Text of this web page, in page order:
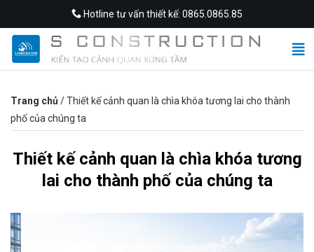
to
content
Hotline tư vấn thiết kế: 0865.0865.85
Trang chủ /Thiết kế cảnh quan là chìa khóa tương lai cho thành
phố của chúng ta
Thiết kế cảnh quan là chìa khóa tương
lai cho thành phố của chúng ta